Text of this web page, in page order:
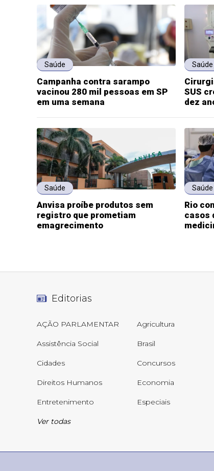
Saúde
Campanha contra sarampo
vacinou 280 mil pessoas em SP
em uma semana
Saúde
SUS
dez
Saúde
Anvisa proíbe produtos sem
registro que prometiam
emagrecimento
Saúde
Rio
casos
Editorias
AÇÃO PARLAMENTAR Agricultura
Assistência Social Brasil
Cidades Concursos
Direitos Humanos Economia
Entretenimento Especiais
Ver todas